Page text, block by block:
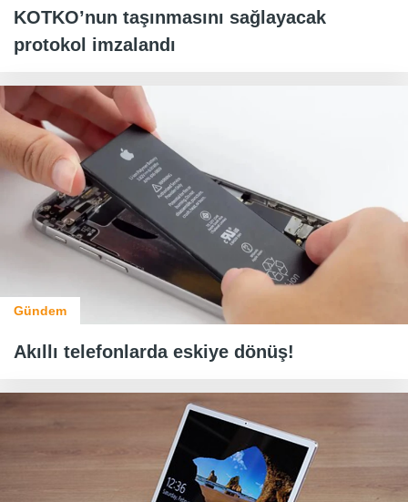
KOTKO’nun taşınmasını sağlayacak
protokol imzalandı
Gündem
Akıllı telefonlarda eskiye dönüş!